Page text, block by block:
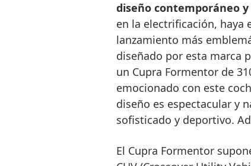
diseño contemporáneo
en la electrificación, haya
lanzamiento más
diseñado por esta marca
un Cupra Formentor de
emocionado con este
diseño es espectacular y
sofisticado y deportivo.
El Cupra Formentor